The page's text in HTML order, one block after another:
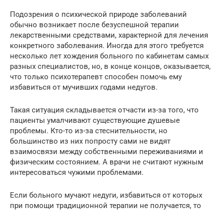
Подозрения о психической природе заболеваний
обычно возникает после безуспешной терапии
лекарственными средствами, характерной для лечения
конкретного заболевания. Иногда для этого требуется
несколько лет хождения больного по кабинетам самых
разных специалистов, но, в конце концов, оказывается,
что только психотерапевт способен помочь ему
избавиться от мучивших годами недугов.
Такая ситуация складывается отчасти из-за того, что
пациенты умалчивают существующие душевые
проблемы. Кто-то из-за стеснительности, но
большинство из них попросту сами не видят
взаимосвязи между собственными переживаниями и
физическим состоянием. А врачи не считают нужным
интересоваться чужими проблемами.
Если больного мучают недуги, избавиться от которых
при помощи традиционной терапии не получается, то